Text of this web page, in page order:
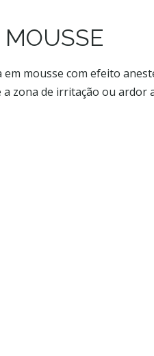
mousse com efeito
zona de irritação ou ardor